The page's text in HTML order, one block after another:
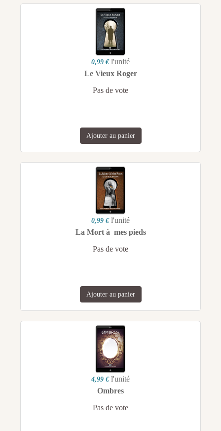
0,99 € l'unité
Le Vieux Roger
Pas de vote
Ajouter au panier
0,99 € l'unité
La Mort à mes pieds
Pas de vote
Ajouter au panier
4,99 € l'unité
Ombres
Pas de vote